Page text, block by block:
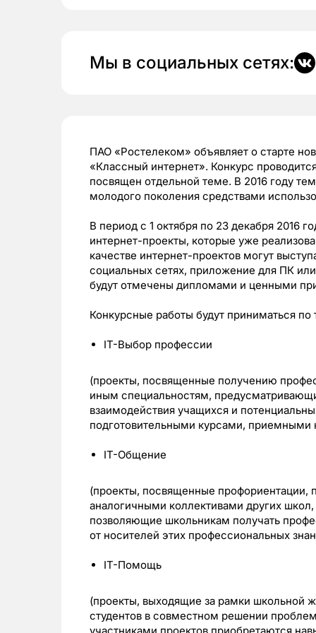
Мы в социальных сетях:
ПАО «Ростелеком» объявляет о старте
«Классный интернет». Конкурс
посвящен отдельной теме. В 2016 году
молодого поколения средствами
В период с 1 октября по 23 декабря 2016
интернет-проекты, которые уже
качестве интернет-проектов могут
социальных сетях, приложение для ПК
будут отмечены дипломами и ценными
Конкурсные работы будут приниматься
IT-Выбор профессии
(проекты, посвященные получению
иным специальностям,
взаимодействия учащихся и
подготовительными курсами, приемными
IT-Общение
(проекты, посвященные профориентации,
аналогичными коллективами других
позволяющие школьникам получать
от носителей этих профессиональных
IT-Помощь
(проекты, выходящие за рамки школьной
студентов в совместном решении